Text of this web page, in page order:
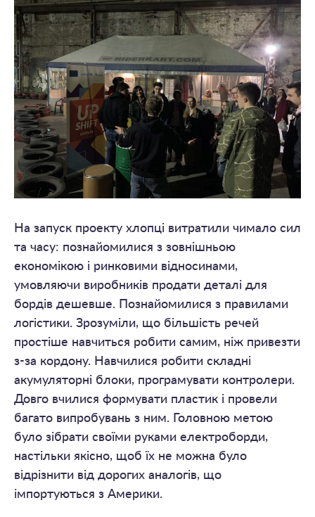
На запуск проекту хлопці витратили чимало сил
та часу: познайомилися з зовнішньою
економікою і ринковими відносинами,
умовляючи виробників продати деталі для
бордів дешевше. Познайомилися з правилами
логістики. Зрозуміли, що більшість речей
простіше навчиться робити самим, ніж привезти
з-за кордону. Навчилися робити складні
акумуляторні блоки, програмувати контролери.
Довго вчилися формувати пластик і провели
багато випробувань з ним. Головною метою
було зібрати своїми руками електроборди,
настільки якісно, щоб їх не можна було
відрізнити від дорогих аналогів, що
імпортуються з Америки.